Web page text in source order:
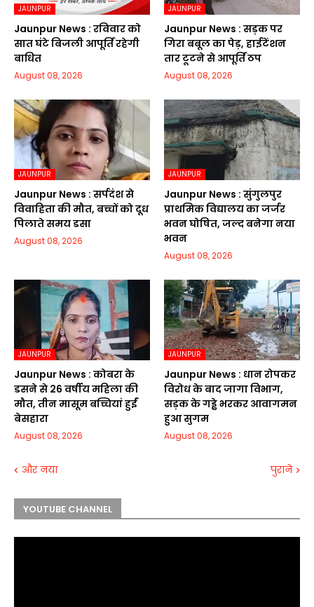
JAUNPUR
Jaunpur News : रविवार को
सात घंटे बिजली आपूर्ति रहेगी
बाधित
August 08, 2026
JAUNPUR
Jaunpur News : सड़क पर
गिरा बबूल का पेड़, हाईटेंशन
तार टूटने से आपूर्ति ठप
August 08, 2026
JAUNPUR
Jaunpur News : सर्पदंश से
विवाहिता की मौत, बच्चों को दूध
पिलाते समय डसा
August 08, 2026
JAUNPUR
Jaunpur News : सुंगुलपुर
प्राथमिक विद्यालय का जर्जर
भवन घोषित, जल्द बनेगा नया
भवन
August 08, 2026
JAUNPUR
Jaunpur News : कोबरा के
डसने से 26 वर्षीय महिला की
मौत, तीन मासूम बच्चियां हुईं
बेसहारा
August 08, 2026
JAUNPUR
Jaunpur News : धान रोपकर
विरोध के बाद जागा विभाग,
सड़क के गड्ढे भरकर आवागमन
हुआ सुगम
August 08, 2026
और नया पुराने
YOUTUBE CHANNEL